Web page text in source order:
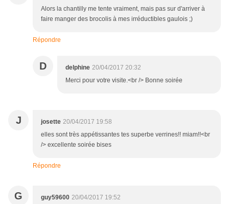
Alors la chantilly me tente vraiment, mais pas sur d'arriver à
faire manger des brocolis à mes irréductibles gaulois ;)
Répondre
D delphine 20/04/2017 20:32
Merci pour votre visite.<br /> Bonne soirée
J josette 20/04/2017 19:58
elles sont très appétissantes tes superbe verrines!! miam!!<br
/> excellente soirée bises
Répondre
G guy59600 20/04/2017 19:52